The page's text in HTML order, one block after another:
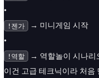
•
!젠가
→ 미니게임 시작
•
!역할
→ 역할놀이 시나리
이건 고급 테크닉이라 처음